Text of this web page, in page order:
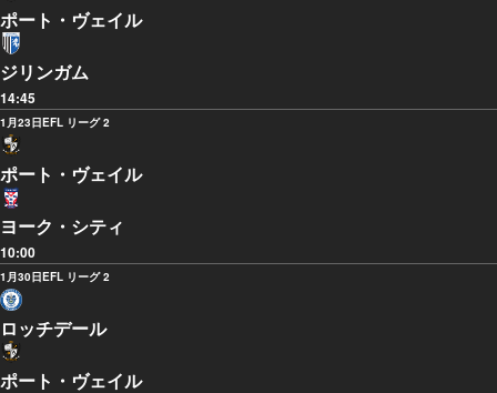
ポート・ヴェイル
ジリンガム
14:45
1月23日EFL リーグ 2
ポート・ヴェイル
ヨーク・シティ
10:00
1月30日EFL リーグ 2
ロッチデール
ポート・ヴェイル